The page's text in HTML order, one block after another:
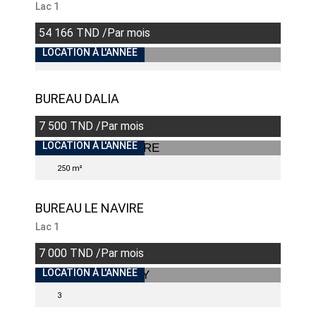
Lac 1
54 166 TND /Par mois
LOCATION À L'ANNÉE
BUREAU DALIA
7 500 TND /Par mois
LOCATION À L'ANNÉE
250 m²
BUREAU LE NAVIRE
Lac 1
7 000 TND /Par mois
LOCATION À L'ANNÉE
3